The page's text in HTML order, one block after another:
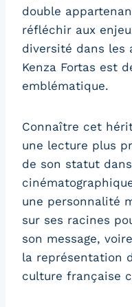
double
réfléchir aux
diversité dans les
Kenza Fortas est
emblématique.
Connaître cet
une lecture plus
de son statut
une personnalité
sur ses racines
son message,
la représentation
culture française